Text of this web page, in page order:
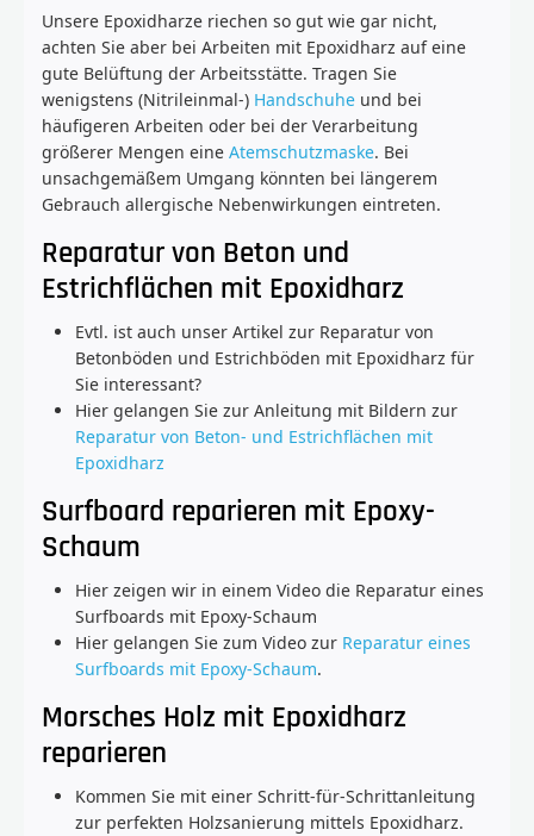
Unsere Epoxidharze riechen so gut wie gar nicht,
achten Sie aber bei Arbeiten mit Epoxidharz auf eine
gute Belüftung der Arbeitsstätte. Tragen Sie
wenigstens (Nitrileinmal-) Handschuhe und bei
häufigeren Arbeiten oder bei der Verarbeitung
größerer Mengen eine Atemschutzmaske. Bei
unsachgemäßem Umgang könnten bei längerem
Gebrauch allergische Nebenwirkungen eintreten.
Reparatur von Beton und
Estrichflächen mit Epoxidharz
Evtl. ist auch unser Artikel zur Reparatur von
Betonböden und Estrichböden mit Epoxidharz für
Sie interessant?
Hier gelangen Sie zur Anleitung mit Bildern zur
Reparatur von Beton- und Estrichflächen mit
Epoxidharz
Surfboard reparieren mit Epoxy-
Schaum
Hier zeigen wir in einem Video die Reparatur eines
Surfboards mit Epoxy-Schaum
Hier gelangen Sie zum Video zur Reparatur eines
Surfboards mit Epoxy-Schaum.
Morsches Holz mit Epoxidharz
reparieren
Kommen Sie mit einer Schritt-für-Schrittanleitung
zur perfekten Holzsanierung mittels Epoxidharz.